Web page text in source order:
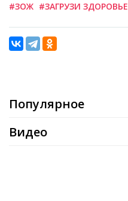
#ЗОЖ #ЗАГРУЗИ ЗДОРОВЬЕ
Популярное
Видео